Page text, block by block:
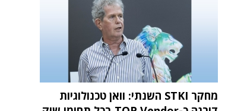
מחקר STKI השנתי: וואן טכנולוגיות